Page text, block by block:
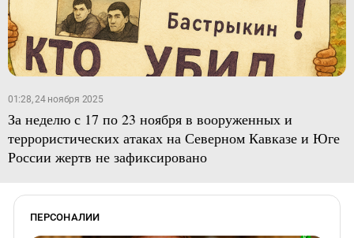
01:28, 24 ноября 2025
За неделю с 17 по 23 ноября в вооруженных и
террористических атаках на Северном Кавказе и Юге
России жертв не зафиксировано
ПЕРСОНАЛИИ